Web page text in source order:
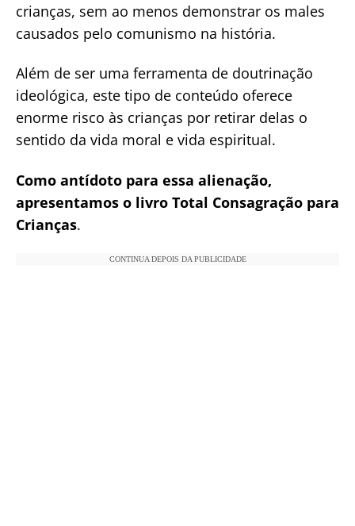
crianças, sem ao menos demonstrar os males
causados pelo comunismo na história.
Além de ser uma ferramenta de doutrinação
ideológica, este tipo de conteúdo oferece
enorme risco às crianças por retirar delas o
sentido da vida moral e vida espiritual.
Como antídoto para essa alienação,
apresentamos o livro Total Consagração para
Crianças.
CONTINUA DEPOIS DA PUBLICIDADE